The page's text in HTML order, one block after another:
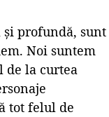
profundă, sunt
Noi suntem
de la curtea
tot felul de